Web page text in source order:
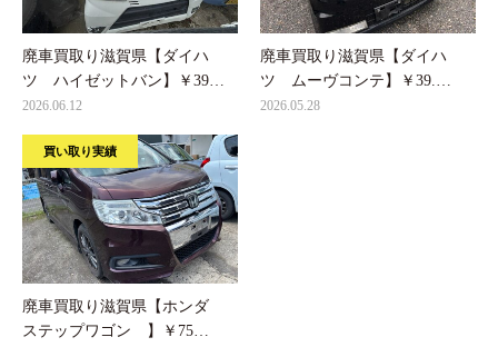
廃車買取り滋賀県【ダイハ
ツ ハイゼットバン】￥39…
2026.06.12
廃車買取り滋賀県【ダイハ
ツ ムーヴコンテ】￥39.…
2026.05.28
買い取り実績
廃車買取り滋賀県【ホンダ
ステップワゴン 】￥75…